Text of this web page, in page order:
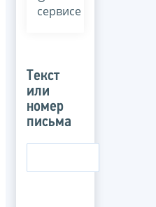
сервисе
Текст
или
номер
письма